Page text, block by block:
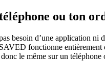
ou ton
besoin d’une application ni
fonctionne entièrement
donc le même sur un